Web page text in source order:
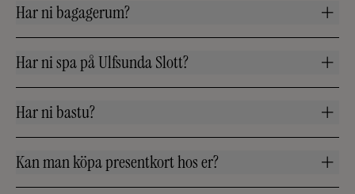
Har ni bagagerum?
Har ni spa på Ulfsunda Slott?
Har ni bastu?
Kan man köpa presentkort hos er?